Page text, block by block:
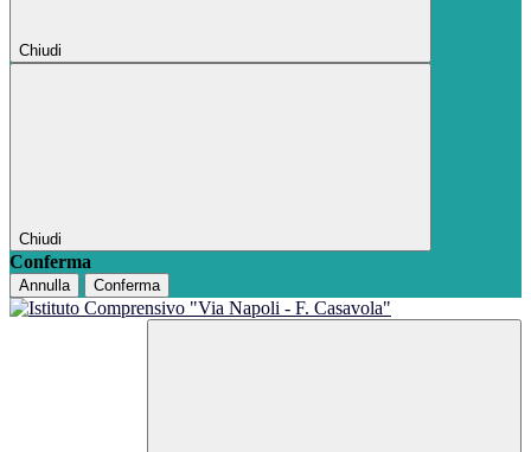
Chiudi
Chiudi
Conferma
Annulla Conferma